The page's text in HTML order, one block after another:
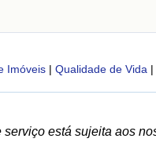
Imóveis | Qualidade de Vida |
está sujeita aos